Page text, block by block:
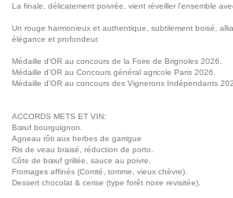
La finale, délicatement poivrée, vient réveiller l’ensemble
Un rouge harmonieux et authentique, subtilement boisé,
élégance et profondeur.
Médaille d'OR au concours de la Foire de Brignoles 2026.
Médaille d'OR au Concours général agricole Paris 2026.
Médaille d'OR au concours des Vignerons Indépendants
ACCORDS METS ET VIN:
Bœuf bourguignon.
Agneau rôti aux herbes de garrigue
Ris de veau braisé, réduction de porto.
Côte de bœuf grillée, sauce au poivre.
Fromages affinés (Comté, tomme, vieux chèvre).
Dessert chocolat & cerise (type forêt noire revisitée).